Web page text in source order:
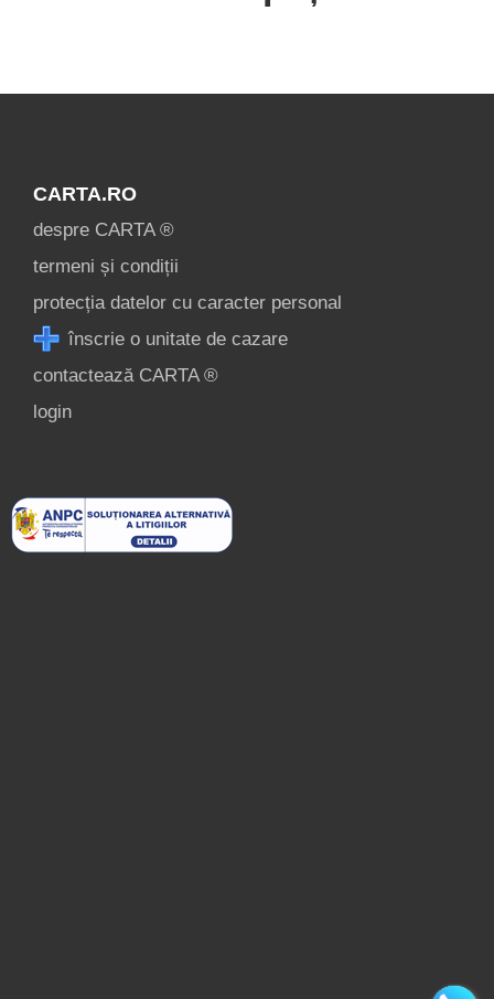
CARTA.RO
despre CARTA ®
termeni și condiții
protecția datelor cu caracter personal
înscrie o unitate de cazare
contactează CARTA ®
login